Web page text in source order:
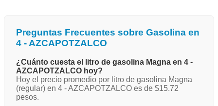
Preguntas Frecuentes sobre Gasolina en
4 - AZCAPOTZALCO
¿Cuánto cuesta el litro de gasolina Magna en 4 -
AZCAPOTZALCO hoy?
Hoy el precio promedio por litro de gasolina Magna
(regular) en 4 - AZCAPOTZALCO es de $15.72
pesos.